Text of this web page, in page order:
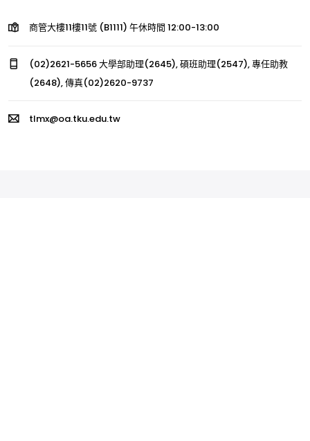
商管大樓11樓11號 (B1111) 午休時間 12:00-13:00
(02)2621-5656 大學部助理(2645), 碩班助理(2547), 專任助教
(2648), 傳真(02)2620-9737
tlmx@oa.tku.edu.tw